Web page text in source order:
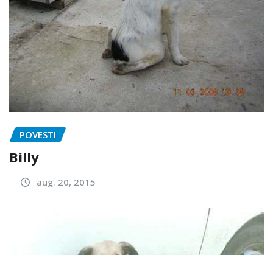
POVESTI
Billy
aug. 20, 2015